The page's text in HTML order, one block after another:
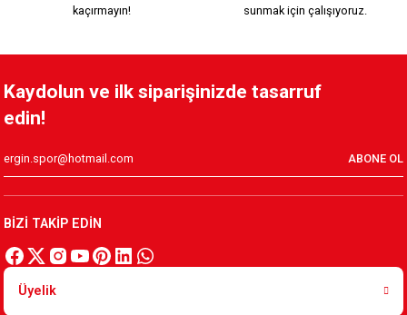
600,00 TL 800,00 TL
YEŞİL POLO YAKA Ç. KADIZADE KSK T-SHİRT YEŞİL Ç,
600,00 TL
kaçırmayın!
sunmak için çalışıyoruz.
Kaydolun ve ilk siparişinizde tasarruf
edin!
ABONE OL
BİZİ TAKİP EDİN
Üyelik